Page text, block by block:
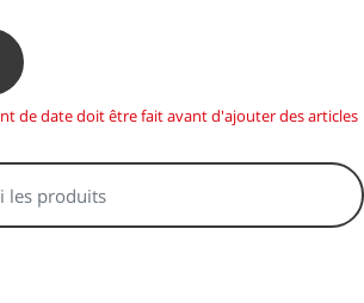
de date doit être fait avant d'ajouter des articles